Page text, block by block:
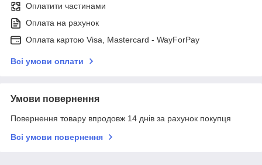
Оплатити частинами
Оплата на рахунок
Оплата картою Visa, Mastercard - WayForPay
Всі умови оплати
Умови повернення
Повернення товару впродовж 14 днів за рахунок покупця
Всі умови повернення